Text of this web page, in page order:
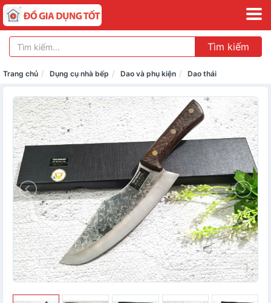
Tìm kiếm
Trang chủ Dụng cụ nhà bếp Dao và phụ kiện Dao thái